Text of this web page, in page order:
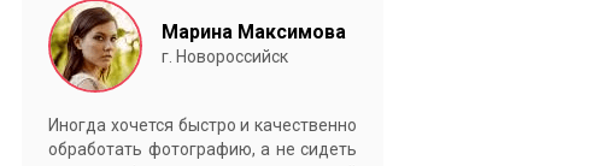
Марина Максимова
г. Новороссийск
Иногда хочется быстро и качественно
обработать фотографию, а не сидеть